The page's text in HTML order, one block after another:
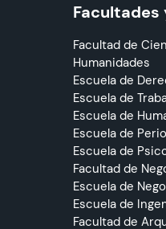
Facultades
Facultad de
Humanidades
Escuela de
Escuela de
Escuela de
Escuela de
Escuela de
Facultad de
Escuela de
Escuela de
Facultad de